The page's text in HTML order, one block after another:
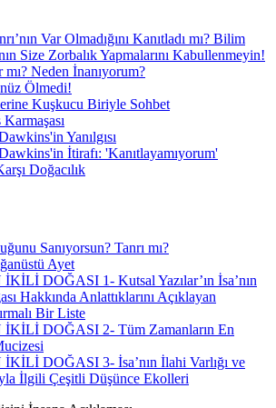
Var Olmadığını Kanıtladı mı? Bilim
Size Zorbalık Yapmalarını Kabullenmeyin!
mı? Neden İnanıyorum?
Ölmedi!
Kuşkucu Biriyle Sohbet
Yanılgısı
İtirafı: 'Kanıtlayamıyorum'
Doğacılık
Sanıyorsun? Tanrı mı?
Ayet
DOĞASI 1- Kutsal Yazılar’ın İsa’nın
Hakkında Anlattıklarını Açıklayan
Bir Liste
DOĞASI 2- Tüm Zamanların En
DOĞASI 3- İsa’nın İlahi Varlığı ve
İlgili Çeşitli Düşünce Ekolleri